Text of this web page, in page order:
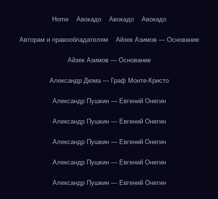
Home Авокадо Авокадо Авокадо
Авторам и правообладателям Айзек Азимов — Основание
Айзек Азимов — Основание
Александр Дюма — Граф Монте-Кристо
Александр Пушкин — Евгений Онегин
Александр Пушкин — Евгений Онегин
Александр Пушкин — Евгений Онегин
Александр Пушкин — Евгений Онегин
Александр Пушкин — Евгений Онегин